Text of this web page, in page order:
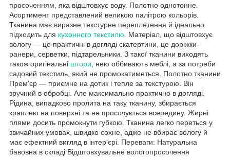
просоченням, яка відштовхує воду. Полотно однотонне.
Асортимент представлений великою палітрою кольорів.
Тканина має виразне текстурне переплетення й ідеально
підходить для кухонного текстилю. Матеріал, що відштовхує
вологу — це практичні в догляді скатертини, це доріжки-
ранери, серветки, підтарельники. З такої тканини виходять
також оригінальні штори, нею оббивають меблі, а за потреби
садовий текстиль, який не промокатиметься. Полотно тканини
Прем'єр — приємне на дотик і тепле за текстурою. Він
зручний в обробці. Але максимально практично в догляді.
Рідина, випадково пролита на таку тканину, збирається
краплею на поверхні та не просочується всередину. Жирні
плями досить промокнути губкою. Тканина легко переться у
звичайних умовах, швидко сохне, адже не вбирає вологу й
має ефектний вигляд в інтер'єрі. Переваги: Натуральна
бавовна в складі Відштовхувальне вологопросочення